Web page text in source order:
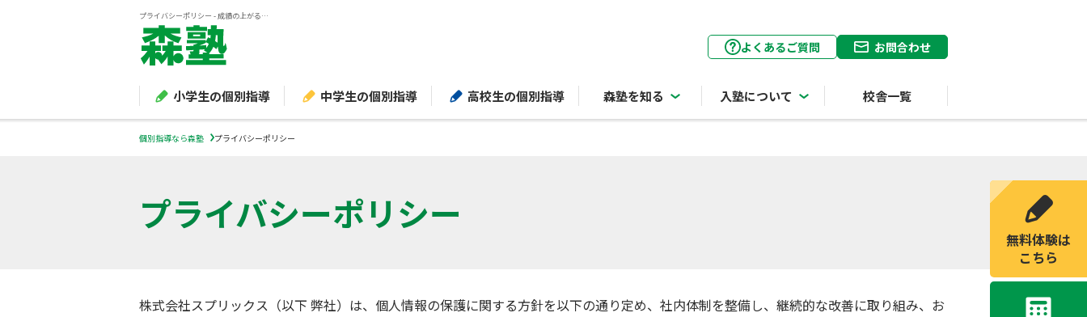
プライバシーポリシー - 成績の上がる個別指導塾『森塾』
小学生の個別指導 中学生の個別指導 高校生の個別指導 森塾を知る 入塾について 校舎一覧
よくあるご質問 お問合わせ
個別指導なら森塾 プライバシーポリシー
プライバシーポリシー
株式会社スプリックス（以下 弊社）は、個人情報の保護に関する方針を以下の通り定め、社内体制を整備し、継続的な改善に取り組み、お
無料体験は
こちら